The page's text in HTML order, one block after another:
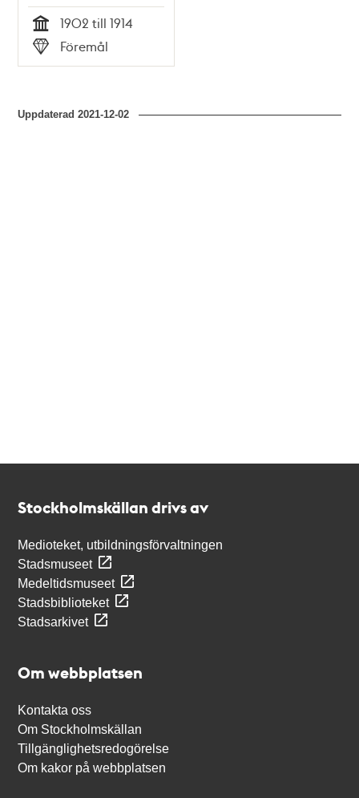
Tid
1902 till 1914
Typ
Föremål
Uppdaterad2021-12-02
Stockholmskällan drivs av
Medioteket, utbildningsförvaltningen
Stadsmuseet
Medeltidsmuseet
Stadsbiblioteket
Stadsarkivet
Om webbplatsen
Kontakta oss
Om Stockholmskällan
Tillgänglighetsredogörelse
Om kakor på webbplatsen